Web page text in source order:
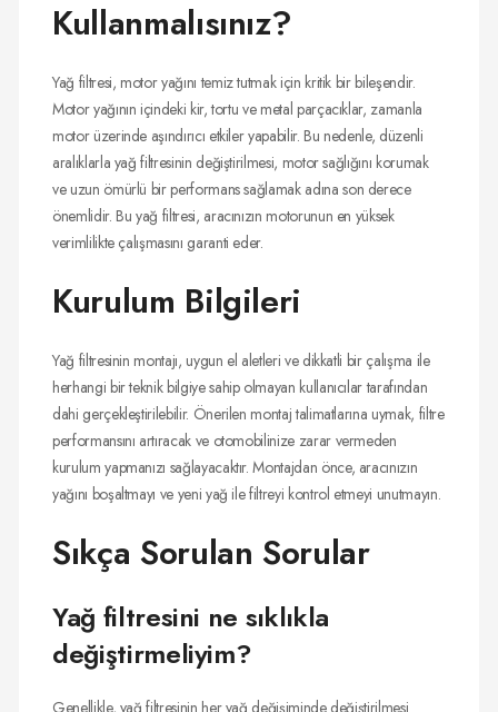
Kullanmalısınız?
Yağ filtresi, motor yağını temiz tutmak için kritik bir bileşendir.
Motor yağının içindeki kir, tortu ve metal parçacıklar, zamanla
motor üzerinde aşındırıcı etkiler yapabilir. Bu nedenle, düzenli
aralıklarla yağ filtresinin değiştirilmesi, motor sağlığını korumak
ve uzun ömürlü bir performans sağlamak adına son derece
önemlidir. Bu yağ filtresi, aracınızın motorunun en yüksek
verimlilikte çalışmasını garanti eder.
Kurulum Bilgileri
Yağ filtresinin montajı, uygun el aletleri ve dikkatli bir çalışma ile
herhangi bir teknik bilgiye sahip olmayan kullanıcılar tarafından
dahi gerçekleştirilebilir. Önerilen montaj talimatlarına uymak, filtre
performansını artıracak ve otomobilinize zarar vermeden
kurulum yapmanızı sağlayacaktır. Montajdan önce, aracınızın
yağını boşaltmayı ve yeni yağ ile filtreyi kontrol etmeyi unutmayın.
Sıkça Sorulan Sorular
Yağ filtresini ne sıklıkla
değiştirmeliyim?
Genellikle, yağ filtresinin her yağ değişiminde değiştirilmesi